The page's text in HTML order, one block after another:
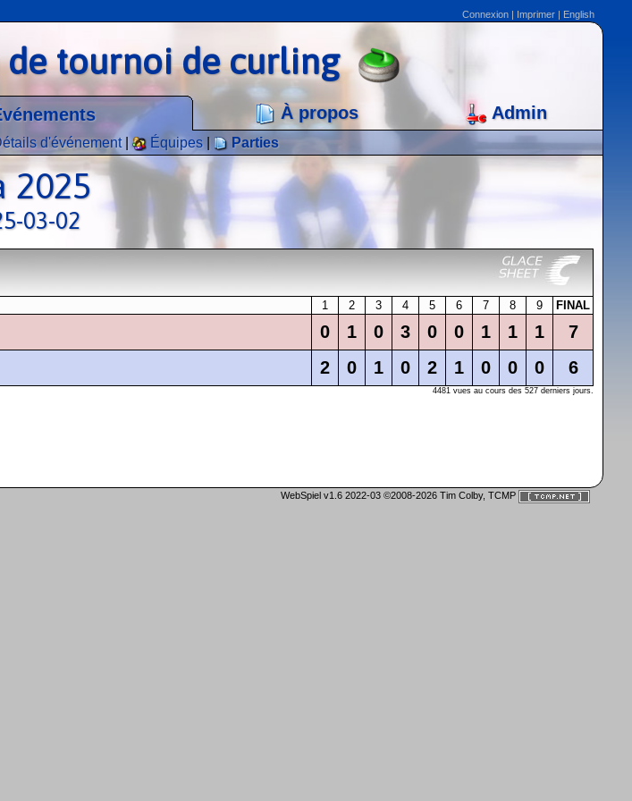
Connexion | Imprimer | English
de tournoi de curling
À propos Admin
d'événement| Équipes| Parties
2025
03-02
1 2 3 4 5 6 7 8 9 FINAL
0 1 0 3 0 0 1 1 1
7
2 0 1 0 2 1 0 0 0 6
4481 vues au cours des 527 derniers jours.
WebSpiel v1.6 2022-03 ©2008-2026 Tim Colby, TCMP